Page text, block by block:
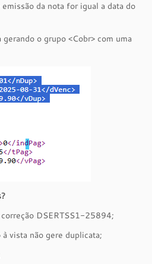
da nota for igual a data do
o grupo <Cobr> com uma
DSERTSS1-25894;
vista não gere duplicata;